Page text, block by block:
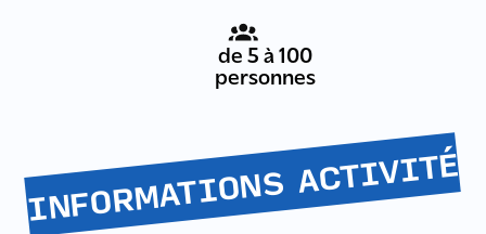
de 5 à 100
personnes
INFORMATIONS ACTIVITÉ